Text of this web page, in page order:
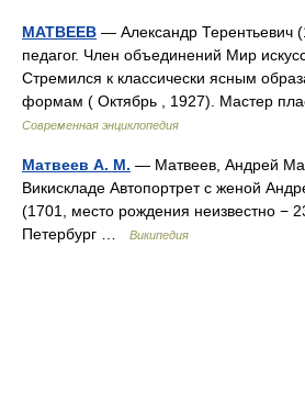
МАТВЕЕВ — Александр Терентьевич
педагог. Член объединений Мир
Стремился к классически ясным
формам ( Октябрь , 1927). Мастер
Современная энциклопедия
Матвеев А. М. — Матвеев, Андрей
Викискладе Автопортрет с женой
(1701, место рождения неизвестно −
Петербург …
Википедия